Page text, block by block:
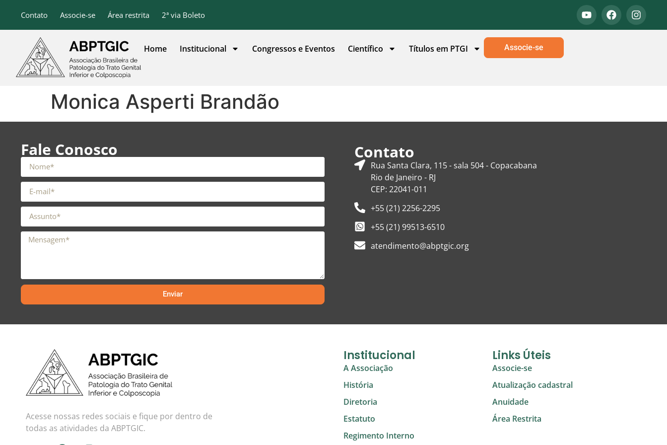
conteúdo
Contato Associe-se Área restrita 2ª via Boleto
Home Institucional Congressos e Eventos Científico Títulos em PTGI Associe-se
Monica Asperti Brandão
Fale Conosco
Enviar
Contato
Rua Santa Clara, 115 - sala 504 - Copacabana
Rio de Janeiro - RJ
CEP: 22041-011
+55 (21) 2256-2295
+55 (21) 99513-6510
atendimento@abptgic.org
Acesse nossas redes sociais e fique por dentro de
todas as atividades da ABPTGIC.
Institucional
A Associação
História
Diretoria
Estatuto
Regimento Interno
Links Úteis
Associe-se
Atualização cadastral
Anuidade
Área Restrita